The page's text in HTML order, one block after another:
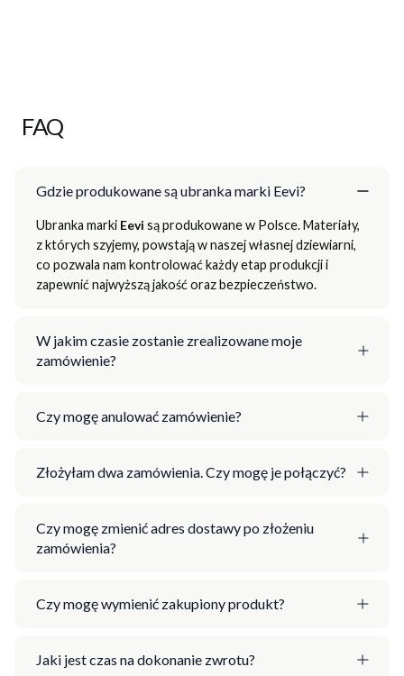
FAQ
Gdzie produkowane są ubranka marki Eevi?
Ubranka marki Eevi są produkowane w Polsce. Materiały,
z których szyjemy, powstają w naszej własnej dziewiarni,
co pozwala nam kontrolować każdy etap produkcji i
zapewnić najwyższą jakość oraz bezpieczeństwo.
W jakim czasie zostanie zrealizowane moje
zamówienie?
Czy mogę anulować zamówienie?
Złożyłam dwa zamówienia. Czy mogę je połączyć?
Czy mogę zmienić adres dostawy po złożeniu
zamówienia?
Czy mogę wymienić zakupiony produkt?
Jaki jest czas na dokonanie zwrotu?